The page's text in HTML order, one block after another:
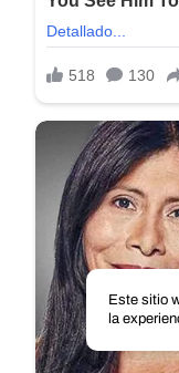
Este sitio
la